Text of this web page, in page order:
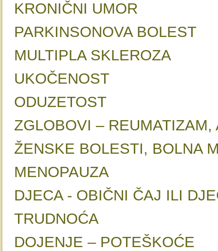
KRONIČNI
PARKINSONOVA
MULTIPLA
ZGLOBOVI –
ŽENSKE BOLESTI,
DJECA - OBIČNI ČAJ
DOJENJE –